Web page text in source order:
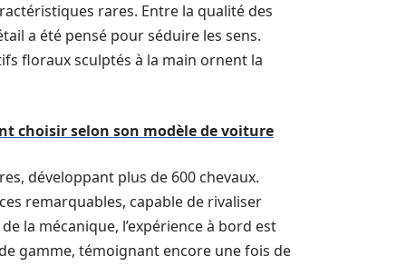
rares. Entre la qualité des
a été pensé pour séduire les sens.
floraux sculptés à la main ornent la
choisir selon son modèle de voiture
développant plus de 600 chevaux.
remarquables, capable de rivaliser
la mécanique, l’expérience à bord est
gamme, témoignant encore une fois de